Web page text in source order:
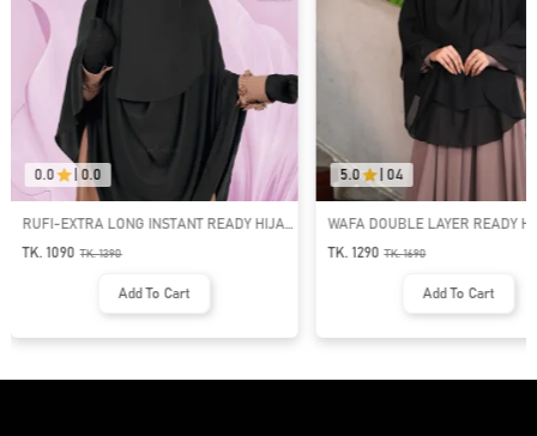
0.0 0.0
RUFI-EXTRA LONG INSTANT READY HIJAB
& NIQAB SET
TK. 1090 TK.1390
Add To Cart
5.0 04
WAFA DOUBLE LAYER READY
NIQAB
TK. 1290 TK.1690
Add To Cart